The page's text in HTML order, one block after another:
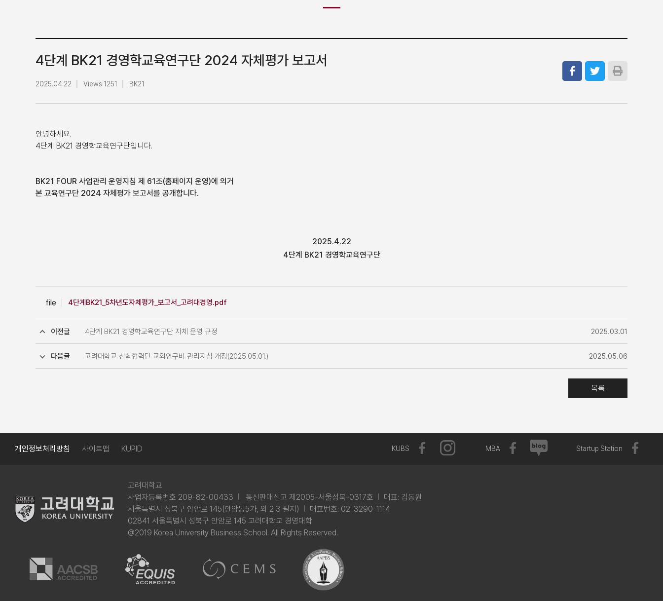
4단계 BK21 경영학교육연구단 2024 자체평가 보고서
2025.04.22 Views 1251 BK21
안녕하세요.
4단계 BK21 경영학교육연구단입니다.
BK21 FOUR 사업관리 운영지침 제 61조(홈페이지 운영)에 의거
본 교육연구단 2024 자체평가 보고서를 공개합니다.
2025.4.22
4단계 BK21 경영학교육연구단
file 4단계BK21_5차년도자체평가_보고서_고려대경영.pdf
이전글 4단계 BK21 경영학교육연구단 자체 운영 규정 2025.03.01
다음글 고려대학교 산학협력단 교외연구비 관리지침 개정(2025.05.01.) 2025.05.06
목록
개인정보처리방침 사이트맵 KUPID KUBS MBA Startup Station
고려대학교
사업자등록번호 209-82-00433
통신판매신고 제2005-서울성북-0317호
대표: 김동원
서울특별시 성북구 안암로 145(안암동5가, 외 2 3 필지)
대표번호: 02-3290-1114
02841 서울특별시 성북구 안암로 145 고려대학교 경영대학
@2019 Korea University Business School. All Rights Reserved.